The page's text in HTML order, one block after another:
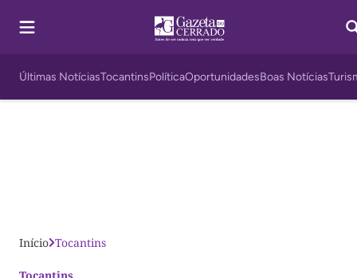
Últimas NotíciasTocantinsPolíticaOportunidadesBoas Notícias
Início Tocantins